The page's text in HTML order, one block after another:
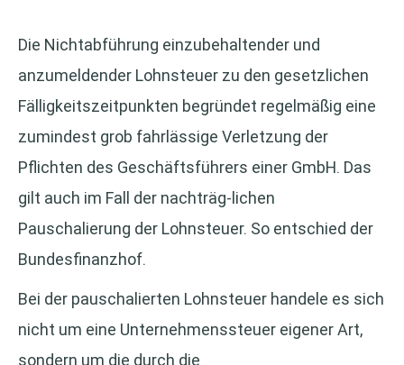
Die Nichtabführung einzubehaltender und
anzumeldender Lohnsteuer zu den gesetzlichen
Fälligkeitszeitpunkten begründet regelmäßig eine
zumindest grob fahrlässige Verletzung der
Pflichten des Geschäftsführers einer GmbH. Das
gilt auch im Fall der nachträg-lichen
Pauschalierung der Lohnsteuer. So entschied der
Bundesfinanzhof.
Bei der pauschalierten Lohnsteuer handele es sich
nicht um eine Unternehmenssteuer eigener Art,
sondern um die durch die